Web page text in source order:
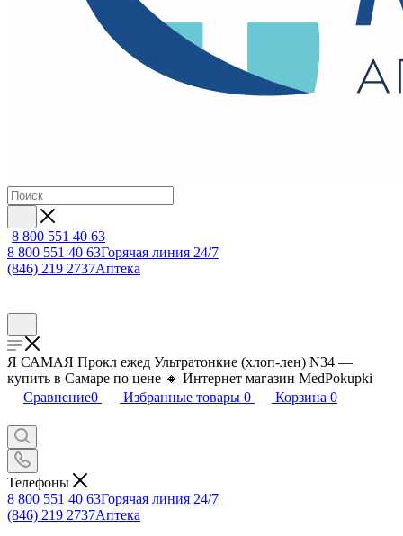
8 800 551 40 63
8 800 551 40 63Горячая линия 24/7
(846) 219 2737Аптека
Я САМАЯ Прокл ежед Ультратонкие (хлоп-лен) N34 —
купить в Самаре по цене 🔸 Интернет магазин MedPokupki
Сравнение0 Избранные товары 0 Корзина 0
Телефоны
8 800 551 40 63Горячая линия 24/7
(846) 219 2737Аптека